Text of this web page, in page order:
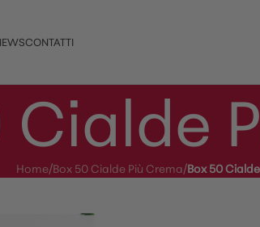
CONTATTI
Cialde
Home/Box 50 Cialde Più Crema/Box 50